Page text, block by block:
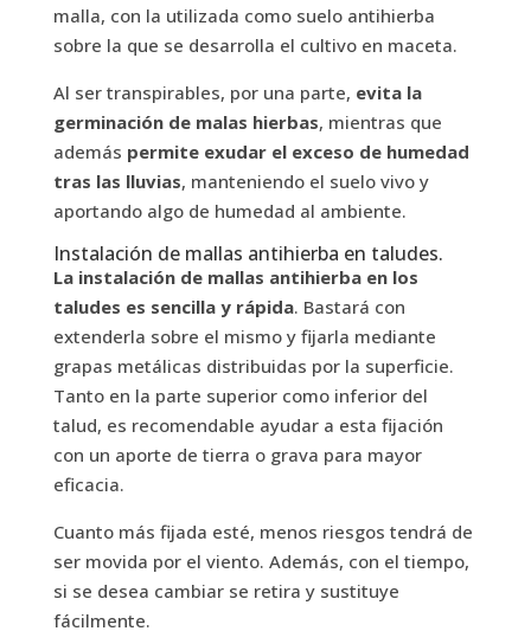
malla, con la utilizada como suelo antihierba
sobre la que se desarrolla el cultivo en maceta.
Al ser transpirables, por una parte, evita la
germinación de malas hierbas, mientras que
además permite exudar el exceso de humedad
tras las lluvias, manteniendo el suelo vivo y
aportando algo de humedad al ambiente.
Instalación de mallas antihierba en taludes.
La instalación de mallas antihierba en los
taludes es sencilla y rápida. Bastará con
extenderla sobre el mismo y fijarla mediante
grapas metálicas distribuidas por la superficie.
Tanto en la parte superior como inferior del
talud, es recomendable ayudar a esta fijación
con un aporte de tierra o grava para mayor
eficacia.
Cuanto más fijada esté, menos riesgos tendrá de
ser movida por el viento. Además, con el tiempo,
si se desea cambiar se retira y sustituye
fácilmente.